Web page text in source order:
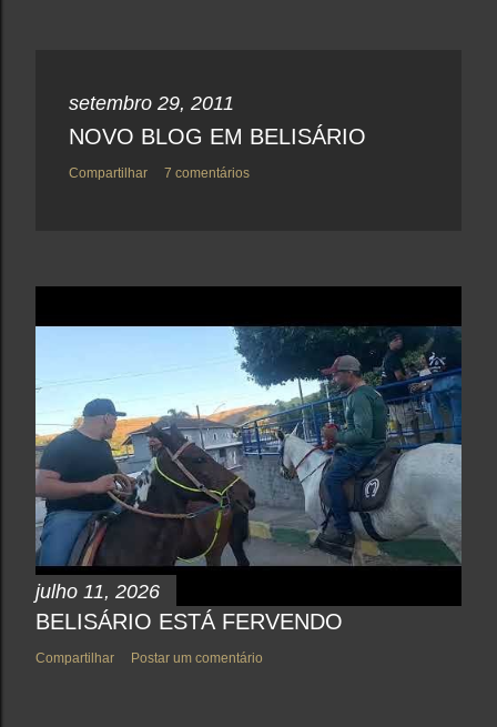
setembro 29, 2011
NOVO BLOG EM BELISÁRIO
Compartilhar 7 comentários
julho 11, 2026
BELISÁRIO ESTÁ FERVENDO
Compartilhar Postar um comentário